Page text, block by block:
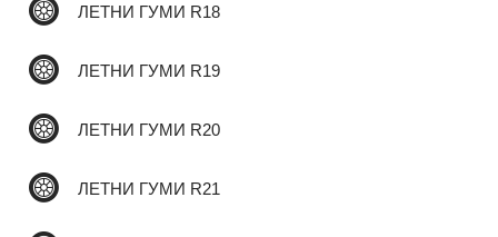
ЛЕТНИ ГУМИ R18
ЛЕТНИ ГУМИ R19
ЛЕТНИ ГУМИ R20
ЛЕТНИ ГУМИ R21